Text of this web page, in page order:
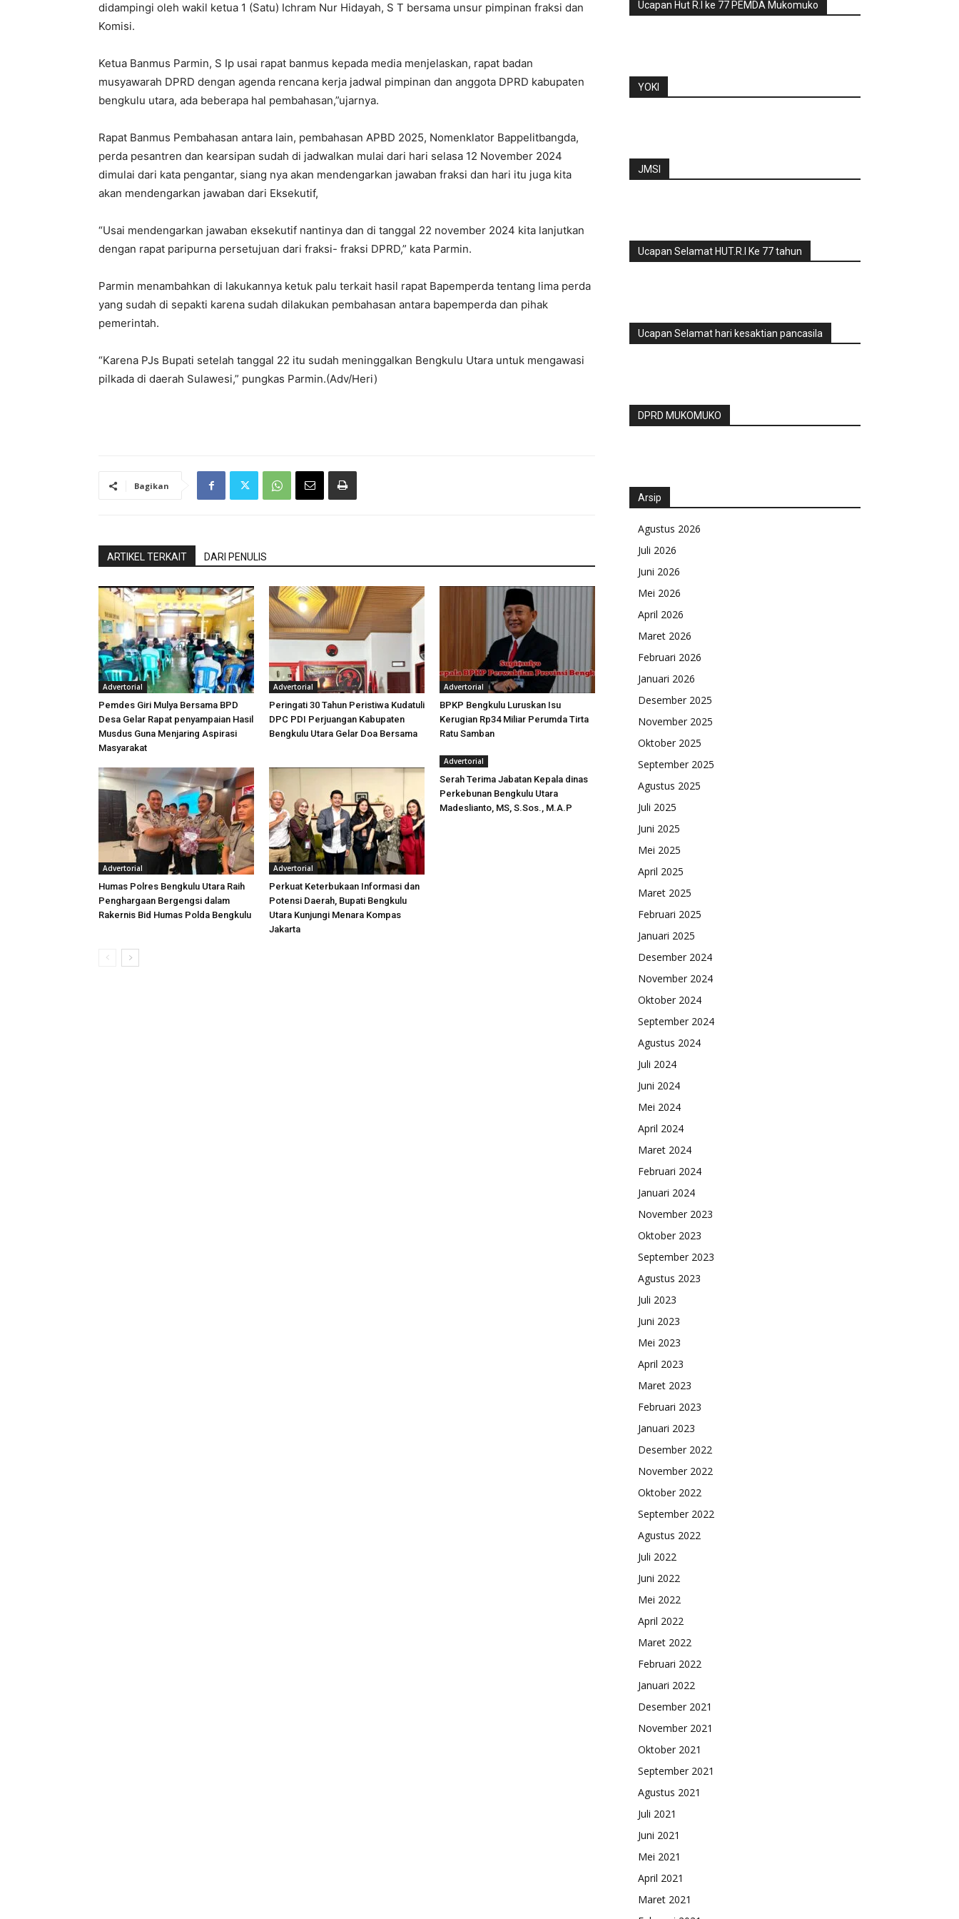
didampingi oleh wakil ketua 1 (Satu) Ichram Nur Hidayah, S T bersama unsur pimpinan fraksi dan
Komisi.
Ketua Banmus Parmin, S Ip usai rapat banmus kepada media menjelaskan, rapat badan
musyawarah DPRD dengan agenda rencana kerja jadwal pimpinan dan anggota DPRD kabupaten
bengkulu utara, ada beberapa hal pembahasan,”ujarnya.
Rapat Banmus Pembahasan antara lain, pembahasan APBD 2025, Nomenklator Bappelitbangda,
perda pesantren dan kearsipan sudah di jadwalkan mulai dari hari selasa 12 November 2024
dimulai dari kata pengantar, siang nya akan mendengarkan jawaban fraksi dan hari itu juga kita
akan mendengarkan jawaban dari Eksekutif,
“Usai mendengarkan jawaban eksekutif nantinya dan di tanggal 22 november 2024 kita lanjutkan
dengan rapat paripurna persetujuan dari fraksi- fraksi DPRD,” kata Parmin.
Parmin menambahkan di lakukannya ketuk palu terkait hasil rapat Bapemperda tentang lima perda
yang sudah di sepakti karena sudah dilakukan pembahasan antara bapemperda dan pihak
pemerintah.
“Karena PJs Bupati setelah tanggal 22 itu sudah meninggalkan Bengkulu Utara untuk mengawasi
pilkada di daerah Sulawesi,” pungkas Parmin.(Adv/Heri)
Bagikan
ARTIKEL TERKAIT DARI PENULIS
Advertorial
Pemdes Giri Mulya Bersama BPD
Desa Gelar Rapat penyampaian Hasil
Musdus Guna Menjaring Aspirasi
Masyarakat
Advertorial
Peringati 30 Tahun Peristiwa Kudatuli
DPC PDI Perjuangan Kabupaten
Bengkulu Utara Gelar Doa Bersama
Advertorial
BPKP Bengkulu Luruskan Isu
Kerugian Rp34 Miliar Perumda Tirta
Ratu Samban
Advertorial
Humas Polres Bengkulu Utara Raih
Penghargaan Bergengsi dalam
Rakernis Bid Humas Polda Bengkulu
Advertorial
Perkuat Keterbukaan Informasi dan
Potensi Daerah, Bupati Bengkulu
Utara Kunjungi Menara Kompas
Jakarta
Advertorial
Serah Terima Jabatan Kepala dinas
Perkebunan Bengkulu Utara
Madeslianto, MS, S.Sos., M.A.P
Ucapan Hut R.I ke 77 PEMDA Mukomuko
YOKI
JMSI
Ucapan Selamat HUT.R.I Ke 77 tahun
Ucapan Selamat hari kesaktian pancasila
DPRD MUKOMUKO
Arsip
Agustus 2026
Juli 2026
Juni 2026
Mei 2026
April 2026
Maret 2026
Februari 2026
Januari 2026
Desember 2025
November 2025
Oktober 2025
September 2025
Agustus 2025
Juli 2025
Juni 2025
Mei 2025
April 2025
Maret 2025
Februari 2025
Januari 2025
Desember 2024
November 2024
Oktober 2024
September 2024
Agustus 2024
Juli 2024
Juni 2024
Mei 2024
April 2024
Maret 2024
Februari 2024
Januari 2024
November 2023
Oktober 2023
September 2023
Agustus 2023
Juli 2023
Juni 2023
Mei 2023
April 2023
Maret 2023
Februari 2023
Januari 2023
Desember 2022
November 2022
Oktober 2022
September 2022
Agustus 2022
Juli 2022
Juni 2022
Mei 2022
April 2022
Maret 2022
Februari 2022
Januari 2022
Desember 2021
November 2021
Oktober 2021
September 2021
Agustus 2021
Juli 2021
Juni 2021
Mei 2021
April 2021
Maret 2021